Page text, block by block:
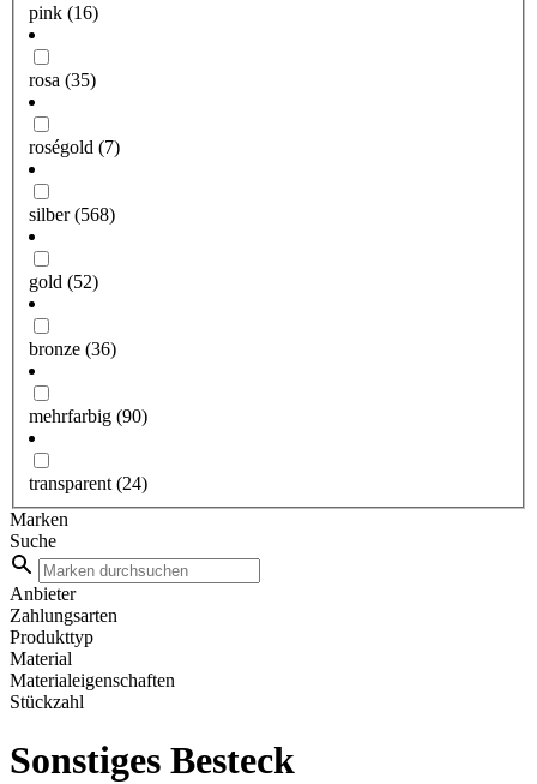
pink (16)
rosa (35)
roségold (7)
silber(568)
gold (52)
bronze (36)
mehrfarbig (90)
transparent (24)
Marken
Suche
Anbieter
Zahlungsarten
Produkttyp
Material
Materialeigenschaften
Stückzahl
Sonstiges Besteck